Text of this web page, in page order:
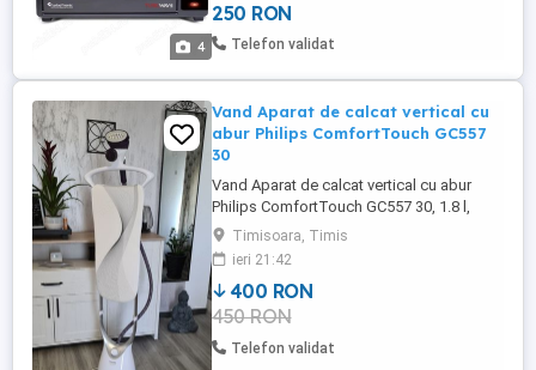
4
230 grade -elementele de incalzire sunt
fabricate din otel inoxidabil -capacitate 45
250 RON
Telefon validat
Vand Aparat de calcat vertical cu
abur Philips ComfortTouch GC557
30
Vand Aparat de calcat vertical cu abur
Philips ComfortTouch GC557 30, 1.8 l,
2000 W, 5 setari abur, Jet de abur
continuu, FlexHead, Placa StyleBoard, Alb
Violet. Aparatul este foarte putin folosit si
functioneaza foarte bine. Din pacate nu
mai am cutia originala. La pretul afisat nu
este inclus tran ...
Timisoara, Timis
ieri 21:42
400 RON
450 RON
Telefon validat